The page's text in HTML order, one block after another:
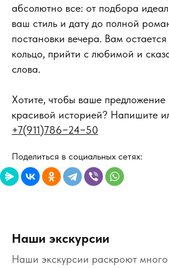
абсолютно все: от подбора
ваш стиль и дату до полной
постановки вечера. Вам
кольцо, прийти с любимой и
слова.
Хотите, чтобы ваше предложение
красивой историей? Напишите
+7(911)786−24−50
Поделиться в социальных сетях:
Наши экскурсии
Наши экскурсии раскроют много